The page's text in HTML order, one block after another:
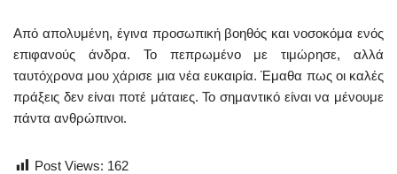
Από απολυμένη, έγινα προσωπική βοηθός και νοσοκόμα ενός
επιφανούς άνδρα. Το πεπρωμένο με τιμώρησε, αλλά
ταυτόχρονα μου χάρισε μια νέα ευκαιρία. Έμαθα πως οι καλές
πράξεις δεν είναι ποτέ μάταιες. Το σημαντικό είναι να μένουμε
πάντα ανθρώπινοι.
Post Views: 162